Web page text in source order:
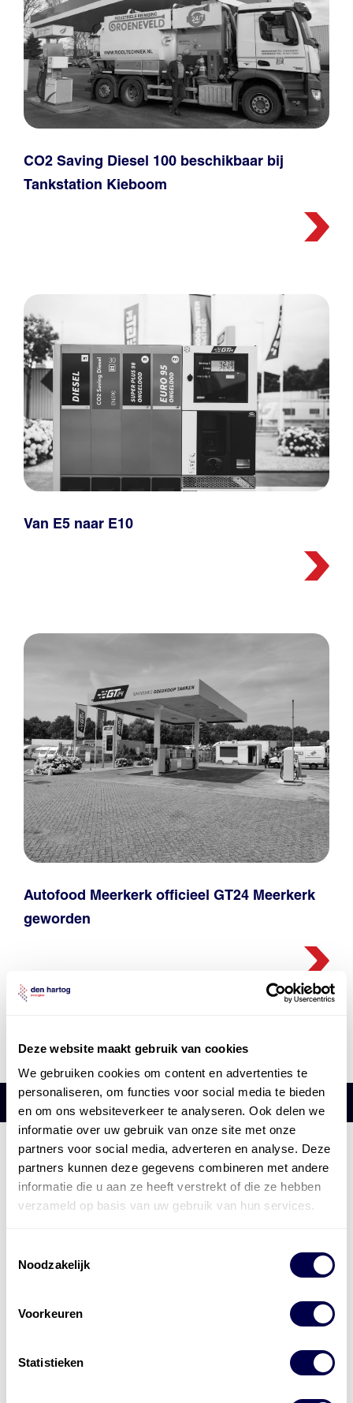
Deze website maakt gebruik van cookies
We gebruiken cookies om content en advertenties te
personaliseren, om functies voor social media te bieden
en om ons websiteverkeer te analyseren. Ook delen we
informatie over uw gebruik van onze site met onze
partners voor social media, adverteren en analyse. Deze
partners kunnen deze gegevens combineren met andere
informatie die u aan ze heeft verstrekt of die ze hebben
verzameld op basis van uw gebruik van hun services.
Noodzakelijk
Voorkeuren
Statistieken
CO2 Saving Diesel 100 beschikbaar bij
Tankstation Kieboom
Van E5 naar E10
Autofood Meerkerk officieel GT24 Meerkerk
geworden
LOAD MORE BERICHTEN
Den Hartog Energies
bestaat uitvier divisies